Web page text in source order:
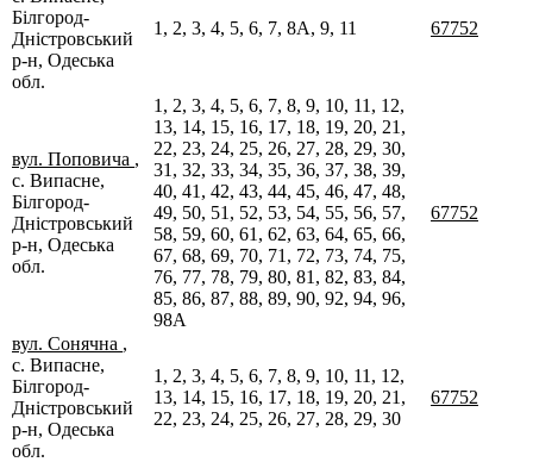
Білгород-
Дністровський
р-н, Одеська
обл.
1, 2, 3, 4, 5, 6, 7, 8А, 9, 11 67752
вул. Поповича ,
с. Випасне,
Білгород-
Дністровський
р-н, Одеська
обл.
1, 2, 3, 4, 5, 6, 7, 8, 9, 10, 11, 12,
13, 14, 15, 16, 17, 18, 19, 20, 21,
22, 23, 24, 25, 26, 27, 28, 29, 30,
31, 32, 33, 34, 35, 36, 37, 38, 39,
40, 41, 42, 43, 44, 45, 46, 47, 48,
49, 50, 51, 52, 53, 54, 55, 56, 57,
58, 59, 60, 61, 62, 63, 64, 65, 66,
67, 68, 69, 70, 71, 72, 73, 74, 75,
76, 77, 78, 79, 80, 81, 82, 83, 84,
85, 86, 87, 88, 89, 90, 92, 94, 96,
98А
67752
вул. Сонячна ,
с. Випасне,
Білгород-
Дністровський
р-н, Одеська
обл.
1, 2, 3, 4, 5, 6, 7, 8, 9, 10, 11, 12,
13, 14, 15, 16, 17, 18, 19, 20, 21,
22, 23, 24, 25, 26, 27, 28, 29, 30
67752